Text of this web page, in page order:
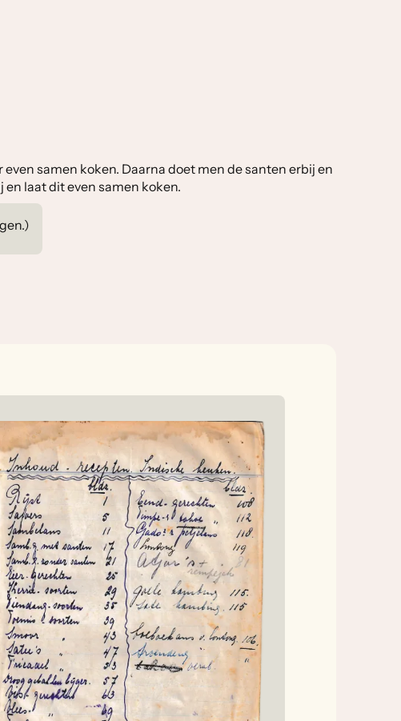
samen koken. Daarna doet men de santen erbij en
en laat dit even samen koken.